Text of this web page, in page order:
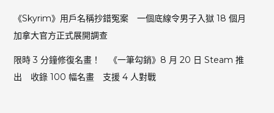
《Skyrim》用戶名稱抄錯冤案 一個底線令男子入獄 18 個月
加拿大官方正式展開調查
限時 3 分鐘修復名畫！ 《一筆勾銷》8 月 20 日 Steam 推
出 收錄 100 幅名畫 支援 4 人對戰